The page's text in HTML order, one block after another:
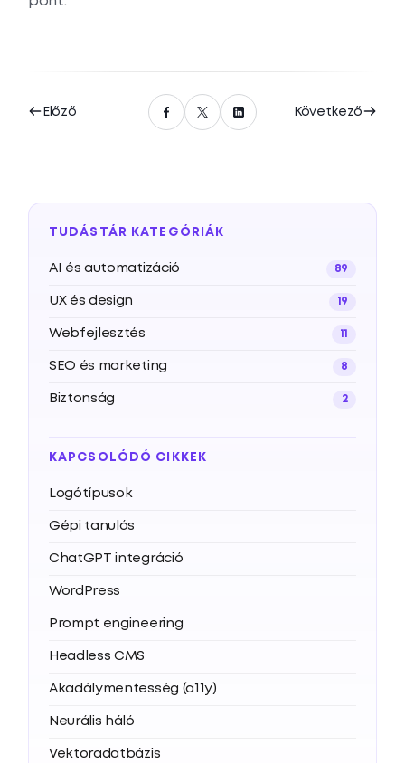
Előző Következő
TUDÁSTÁR KATEGÓRIÁK
AI és automatizáció 89
UX és design 19
Webfejlesztés 11
SEO és marketing 8
Biztonság 2
KAPCSOLÓDÓ CIKKEK
Logótípusok
Gépi tanulás
ChatGPT integráció
WordPress
Prompt engineering
Headless CMS
Akadálymentesség (a11y)
Neurális háló
Vektoradatbázis